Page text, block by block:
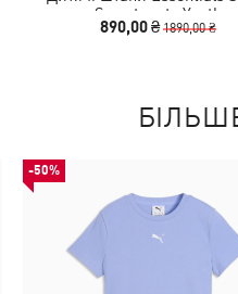
Sweatpants Youth
890,00 ₴1890,00 ₴
-50%